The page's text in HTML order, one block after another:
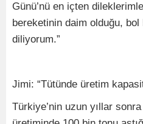
Günü’nü en içten
bereketinin daim olduğu,
diliyorum.”
Jimi: “Tütünde üretim
Türkiye’nin uzun yıllar